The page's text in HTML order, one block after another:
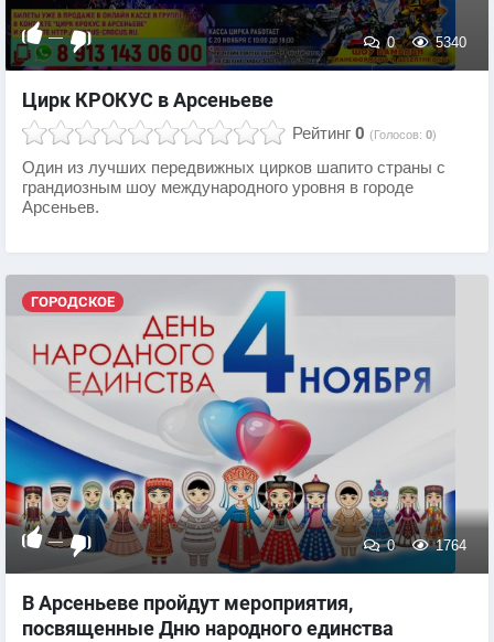
— 0 5340
Цирк КРОКУС в Арсеньеве
Рейтинг 0 (Голосов: 0)
Один из лучших передвижных цирков шапито страны с
грандиозным шоу международного уровня в городе
Арсеньев.
ГОРОДСКОЕ
— 0 1764
В Арсеньеве пройдут мероприятия,
посвященные Дню народного единства